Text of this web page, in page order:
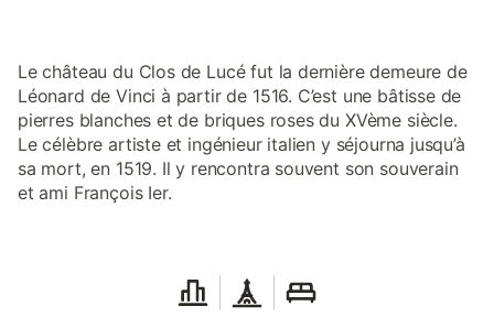
Le château du Clos de Lucé fut la dernière demeure de
Léonard de Vinci à partir de 1516. C’est une bâtisse de
pierres blanches et de briques roses du XVème siècle.
Le célèbre artiste et ingénieur italien y séjourna jusqu’à
sa mort, en 1519. Il y rencontra souvent son souverain
et ami François Ier.